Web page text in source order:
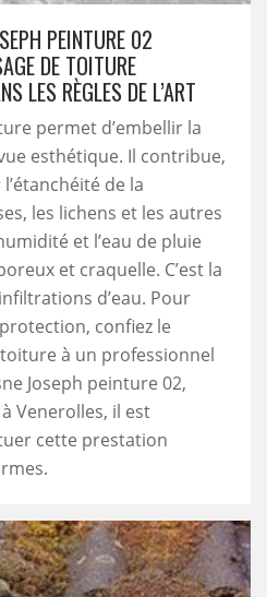
PEINTURE 02
DE TOITURE
LES RÈGLES DE L’ART
permet d’embellir la
esthétique. Il contribue,
de la
les lichens et les autres
et l’eau de pluie
et craquelle. C’est la
d’eau. Pour
confiez le
à un professionnel
Joseph peinture 02,
Venerolles, il est
cette prestation